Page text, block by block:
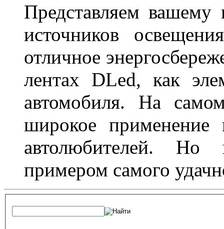
Представляем
источников
отличное
лентах DLed, как
автомобиля. На
широкое
автолюбителей. Но
примером самого